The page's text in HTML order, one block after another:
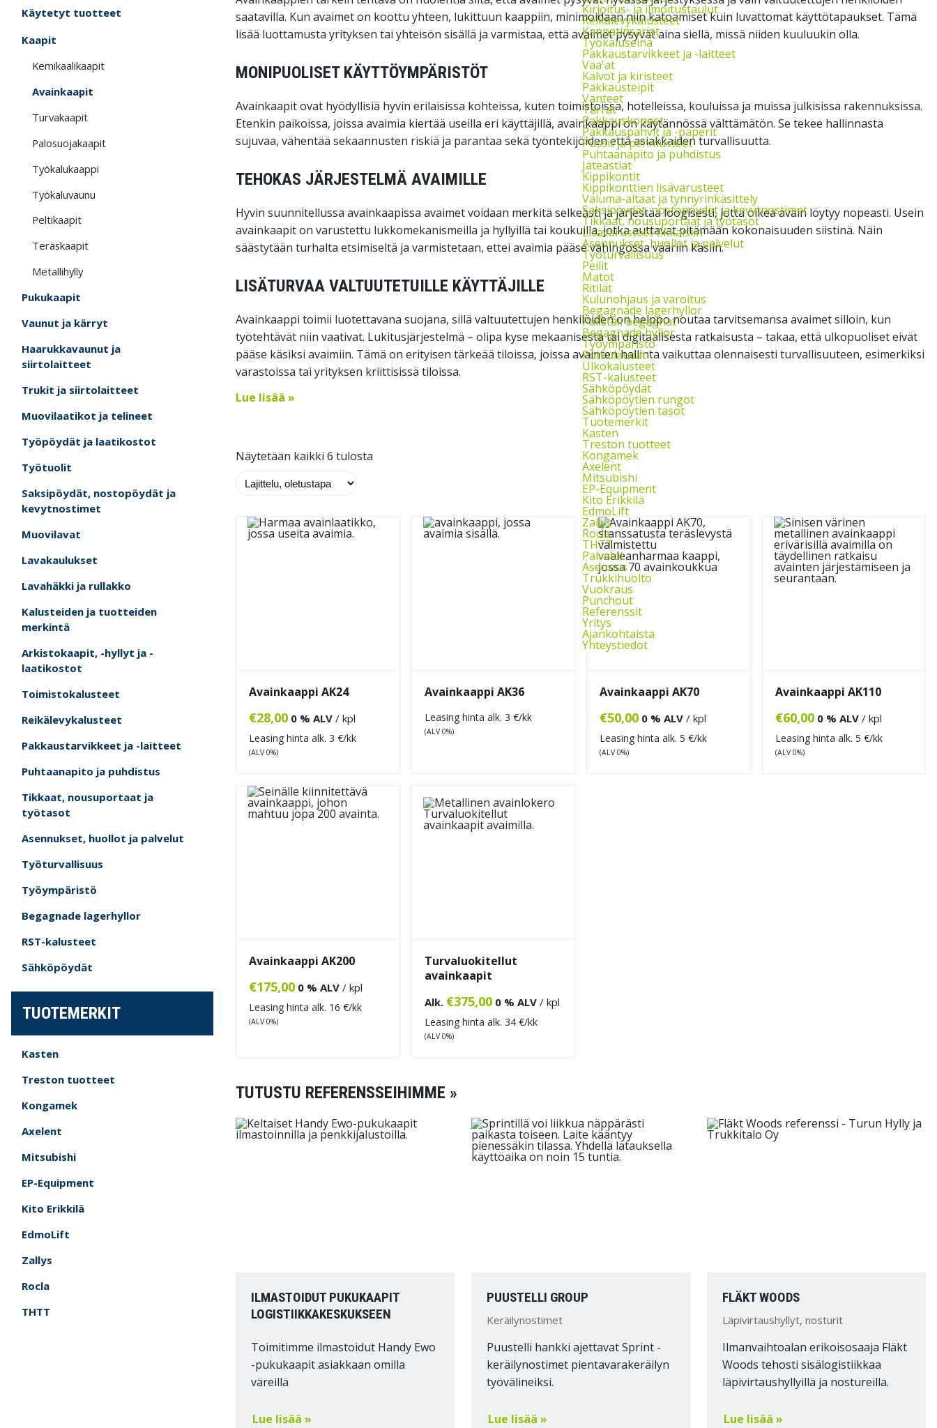
Kirjoitus- ja ilmoitustaulut
Reikälevykalusteet
Kannatinsarjat
Työkaluseinä
Pakkaustarvikkeet ja -laitteet
Vaa'at
Kalvot ja kiristeet
Pakkausteipit
Vanteet
Tarrat
Pakkauskoneet
Pakkauspahvit ja -paperit
Pussit ja pehmusteet
Puhtaanapito ja puhdistus
Jäteastiat
Kippikontit
Kippikonttien lisävarusteet
Valuma-altaat ja tynnyrinkäsittely
Saksipöydät, nostopöydät ja kevytnostimet
Tikkaat, nousuportaat ja työtasot
Lisävarusteet tikkaisiin
Asennukset, huollot ja palvelut
Työturvallisuus
Peilit
Matot
Ritilät
Kulunohjaus ja varoitus
Begagnade lagerhyllor
Pallställ begagnat
Begagnade hyllor
Työympäristö
Potkulaudat
Ulkokalusteet
RST-kalusteet
Sähköpöydät
Sähköpöytien rungot
Sähköpöytien tasot
Tuotemerkit
Kasten
Treston tuotteet
Kongamek
Axelent
Mitsubishi
EP-Equipment
Kito Erikkilä
EdmoLift
Zallys
Rocla
THTT
Palvelut
Asennus
Trukkihuolto
Vuokraus
Punchout
Referenssit
Yritys
Ajankohtaista
Yhteystiedot
Käytetyt tuotteet
Kaapit
Kemikaalikaapit
Avainkaapit
Turvakaapit
Palosuojakaapit
Työkalukaappi
Työkaluvaunu
Peltikaapit
Teräskaapit
Metallihylly
Pukukaapit
Vaunut ja kärryt
Haarukkavaunut ja
siirtolaitteet
Trukit ja siirtolaitteet
Muovilaatikot ja telineet
Työpöydät ja laatikostot
Työtuolit
Saksipöydät, nostopöydät ja
kevytnostimet
Muovilavat
Lavakaulukset
Lavahäkki ja rullakko
Kalusteiden ja tuotteiden
merkintä
Arkistokaapit, -hyllyt ja -
laatikostot
Toimistokalusteet
Reikälevykalusteet
Pakkaustarvikkeet ja -laitteet
Puhtaanapito ja puhdistus
Tikkaat, nousuportaat ja
työtasot
Asennukset, huollot ja palvelut
Työturvallisuus
Työympäristö
Begagnade lagerhyllor
RST-kalusteet
Sähköpöydät
TUOTEMERKIT
Kasten
Treston tuotteet
Kongamek
Axelent
Mitsubishi
EP-Equipment
Kito Erikkilä
EdmoLift
Zallys
Rocla
THTT
saatavilla. Kun avaimet on koottu yhteen, lukittuun kaappiin, minimoidaan niin katoamiset kuin luvattomat käyttötapaukset. Tämä
lisää luottamusta yrityksen tai yhteisön sisällä ja varmistaa, että avaimet pysyvät aina siellä, missä niiden kuuluukin olla.
MONIPUOLISET KÄYTTÖYMPÄRISTÖT
Avainkaapit ovat hyödyllisiä hyvin erilaisissa kohteissa, kuten toimistoissa, hotelleissa, kouluissa ja muissa julkisissa rakennuksissa.
Etenkin paikoissa, joissa avaimia kiertää useilla eri käyttäjillä, avainkaappi on käytännössä välttämätön. Se tekee hallinnasta
sujuvaa, vähentää sekaannusten riskiä ja parantaa sekä työntekijöiden että asiakkaiden turvallisuutta.
TEHOKAS JÄRJESTELMÄ AVAIMILLE
Hyvin suunnitellussa avainkaapissa avaimet voidaan merkitä selkeästi ja järjestää loogisesti, jotta oikea avain löytyy nopeasti. Usein
avainkaapit on varustettu lukkomekanismeilla ja hyllyillä tai koukuilla, jotka auttavat pitämään kokonaisuuden siistinä. Näin
säästytään turhalta etsimiseltä ja varmistetaan, ettei avaimia pääse vahingossa vääriin käsiin.
LISÄTURVAA VALTUUTETUILLE KÄYTTÄJILLE
Avainkaappi toimii luotettavana suojana, sillä valtuutettujen henkilöiden on helppo noutaa tarvitsemansa avaimet silloin, kun
työtehtävät niin vaativat. Lukitusjärjestelmä – olipa kyse mekaanisesta tai digitaalisesta ratkaisusta – takaa, että ulkopuoliset eivät
pääse käsiksi avaimiin. Tämä on erityisen tärkeää tiloissa, joissa avainten hallinta vaikuttaa olennaisesti turvallisuuteen, esimerkiksi
varastoissa tai yrityksen kriittisissä tiloissa.
Lue lisää »
Näytetään kaikki 6 tulosta
Avainkaappi AK24
€28,00 0 % ALV / kpl
Leasing hinta alk.3 €/kk
(ALV 0%)
Avainkaappi AK36
Leasing hinta alk. 3 €/kk
(ALV 0%)
Avainkaappi AK70
€50,00 0 % ALV / kpl
Leasing hinta alk.5 €/kk
(ALV 0%)
Avainkaappi AK110
€60,00 0 % ALV/ kpl
Leasing hinta alk. 5 €/kk
(ALV 0%)
Avainkaappi AK200
€175,00 0 % ALV / kpl
Leasing hinta alk. 16 €/kk
(ALV 0%)
Turvaluokitellut
avainkaapit
Alk. €375,00 0 % ALV/ kpl
Leasing hinta alk. 34€/kk
(ALV 0%)
TUTUSTU REFERENSSEIHIMME »
ILMASTOIDUT PUKUKAAPIT
LOGISTIIKKAKESKUKSEEN
Toimitimme ilmastoidut Handy Ewo
-pukukaapit asiakkaan omilla
väreillä
Lue lisää »
PUUSTELLI GROUP
Keräilynostimet
Puustelli hankki ajettavat Sprint -
keräilynostimet pientavarakeräilyn
työvälineiksi.
Lue lisää »
FLÄKT WOODS
Läpivirtaushyllyt, nosturit
Ilmanvaihtoalan erikoisosaaja Fläkt
Woods tehosti sisälogistiikkaa
läpivirtaushyllyillä ja nostureilla.
Lue lisää »